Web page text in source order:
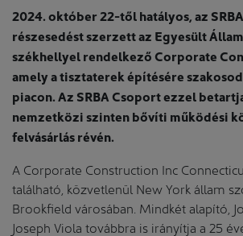
2024. október 22-től hatályos, az
részesedést szerzett az Egyesült
székhellyel rendelkező Corporate
amely a tisztaterek építésére
piacon. Az SRBA Csoport ezzel
nemzetközi szinten bővíti működési
felvásárlás révén.
A Corporate Construction Inc
található, közvetlenül New York állam
Brookfield városában. Mindkét alapító,
Joseph Viola továbbra is irányítja a 25